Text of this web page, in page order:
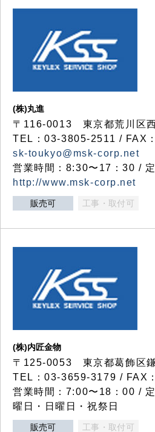
(株)丸進
〒116-0013 東京都荒川区
TEL：03-3805-2511 / FAX
sk-toukyo@msk-corp.net
営業時間：8:30〜17：30 /
http://www.msk-corp.net
販売可 工事・取付可
(株)内匠金物
〒125-0053 東京都葛飾区
TEL：03-3659-3179 / FAX
営業時間：7:00〜18：00 /
曜日・日曜日・祝祭日
販売可 工事・取付可